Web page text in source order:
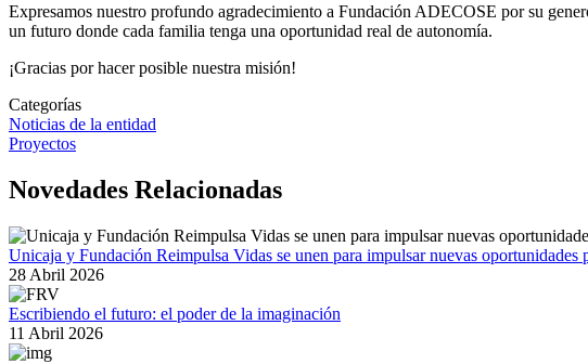
Expresamos nuestro profundo agradecimiento a Fundación ADECOSE por su
un futuro donde cada familia tenga una oportunidad real de autonomía.
¡Gracias por hacer posible nuestra misión!
Categorías
Noticias de la entidad
Proyectos
Novedades Relacionadas
Unicaja y Fundación Reimpulsa Vidas se unen para impulsar nuevas oportunidades
28 Abril 2026
Escribiendo el futuro: el poder de la imaginación
11 Abril 2026